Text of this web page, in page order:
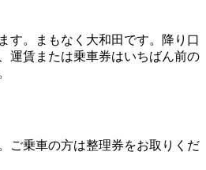
す。まもなく大和田です。降り口
運賃または乗車券はいちばん前の
ご乗車の方は整理券をお取りくだ